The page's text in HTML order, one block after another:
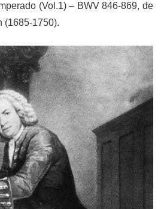
(Vol.1) – BWV 846-869, de
(1685-1750).